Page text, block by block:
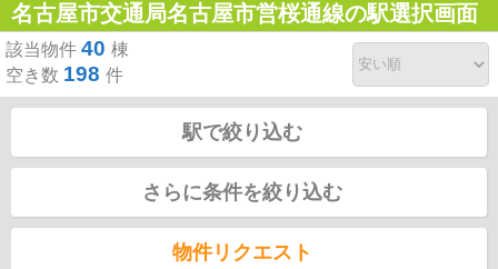
名古屋市交通局名古屋市営桜通線の駅選択画面
該当物件 40 棟
空き数 198 件
駅で絞り込む
さらに条件を絞り込む
物件リクエスト